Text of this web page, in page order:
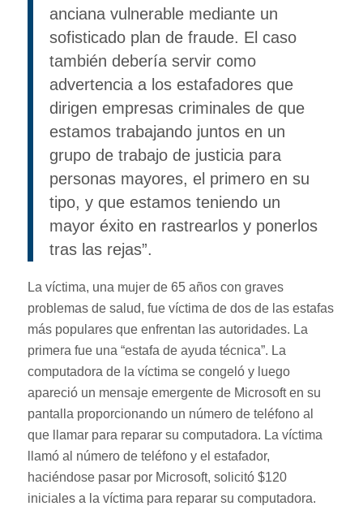
anciana vulnerable mediante un
sofisticado plan de fraude. El caso
también debería servir como
advertencia a los estafadores que
dirigen empresas criminales de que
estamos trabajando juntos en un
grupo de trabajo de justicia para
personas mayores, el primero en su
tipo, y que estamos teniendo un
mayor éxito en rastrearlos y ponerlos
tras las rejas”.
La víctima, una mujer de 65 años con graves
problemas de salud, fue víctima de dos de las estafas
más populares que enfrentan las autoridades. La
primera fue una “estafa de ayuda técnica”. La
computadora de la víctima se congeló y luego
apareció un mensaje emergente de Microsoft en su
pantalla proporcionando un número de teléfono al
que llamar para reparar su computadora. La víctima
llamó al número de teléfono y el estafador,
haciéndose pasar por Microsoft, solicitó $120
iniciales a la víctima para reparar su computadora.